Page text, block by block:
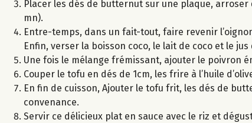
Placer les dés de butternut sur une plaque, arroser
mn).
Entre-temps, dans un fait-tout, faire revenir
Enfin, verser la boisson coco, le lait de coco et le
Une fois le mélange frémissant, ajouter le poivron
Couper le tofu en dés de 1cm, les frire à l’huile
En fin de cuisson, Ajouter le tofu frit, les dés de
convenance.
Servir ce délicieux plat en sauce avec le riz et